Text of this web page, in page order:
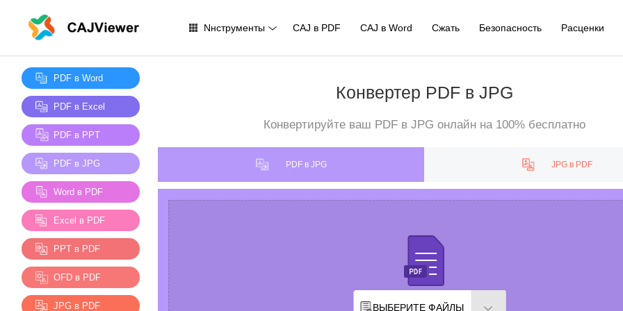
Nнструменты CAJ в PDF CAJ в Word Сжать Безопасность Расценки
PDF в Word
PDF в Excel
PDF в PPT
PDF в JPG
Word в PDF
Excel в PDF
PPT в PDF
OFD в PDF
JPG в PDF
Конвертер PDF в JPG
Конвертируйте ваш PDF в JPG онлайн на 100% бесплатно
PDF в JPG JPG в PDF
ВЫБЕРИТЕ ФАЙЛЫ